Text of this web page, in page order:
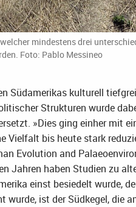
mindestens drei
Foto: Pablo Messineo
Südamerikas kulturell
Strukturen wurde
»Dies ging einher mit
Vielfalt bis heute stark
Evolution and
Jahren haben Studien zu
einst besiedelt wurde,
wurde, ist der Südkegel, die